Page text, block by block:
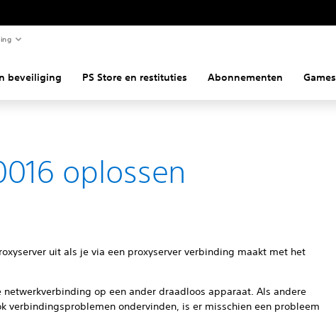
beveiliging PS Store en restituties Abonnementen Games
oplossen
uit als je via een proxyserver verbinding maakt met het
netwerkverbinding op een ander draadloos apparaat. Als andere
verbindingsproblemen ondervinden, is er misschien een probleem